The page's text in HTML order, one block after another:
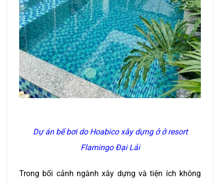
Dự án bể bơi do Hoabico xây dựng ở ở resort
Flamingo Đại Lải
Trong bối cảnh ngành xây dựng và tiện ích không